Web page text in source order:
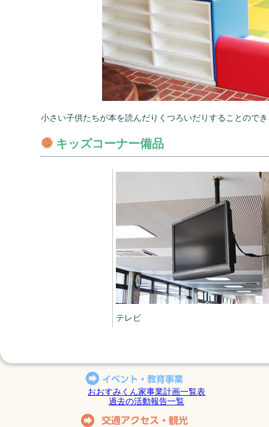
小さい子供たちが本を読んだりくつろいだりすることので
キッズコーナー備品
テレビ
おおすみくん家事業計画一覧表
過去の活動報告一覧